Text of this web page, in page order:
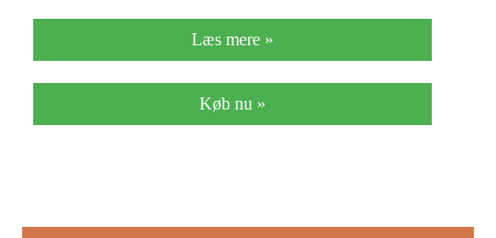
Læs mere »
Køb nu »